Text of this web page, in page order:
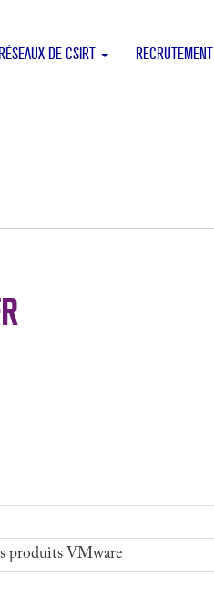
RÉSEAUX DE CSIRT RECRUTEMENT
produits VMware